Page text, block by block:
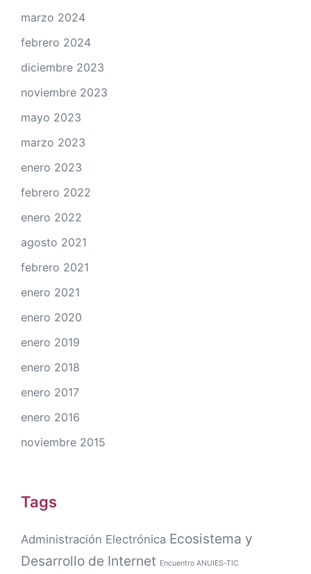
marzo 2024
febrero 2024
diciembre 2023
noviembre 2023
mayo 2023
marzo 2023
enero 2023
febrero 2022
enero 2022
agosto 2021
febrero 2021
enero 2021
enero 2020
enero 2019
enero 2018
enero 2017
enero 2016
noviembre 2015
Tags
Administración Electrónica Ecosistema y
Desarrollo de Internet Encuentro ANUIES-TIC